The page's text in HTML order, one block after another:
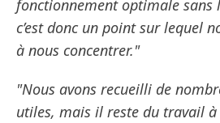
fonctionnement optimale sans
c’est donc un point sur lequel
à nous concentrer."
"Nous avons recueilli de
utiles, mais il reste du travail